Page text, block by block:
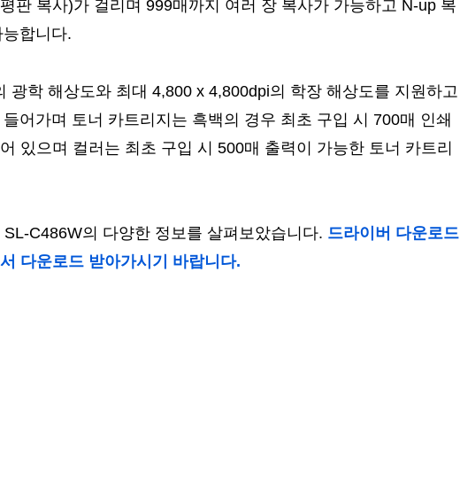
판 복사)가 걸리며 999매까지 여러 장 복사가 가능하고 N-up 복
합니다.
광학 해상도와 최대 4,800 x 4,800dpi의 학장 해상도를 지원하고
어가며 토너 카트리지는 흑백의 경우 최초 구입 시 700매 인쇄
있으며 컬러는 최초 구입 시 500매 출력이 가능한 토너 카트리
C486W의 다양한 정보를 살펴보았습니다. 드라이버 다운로드
다운로드 받아가시기 바랍니다.